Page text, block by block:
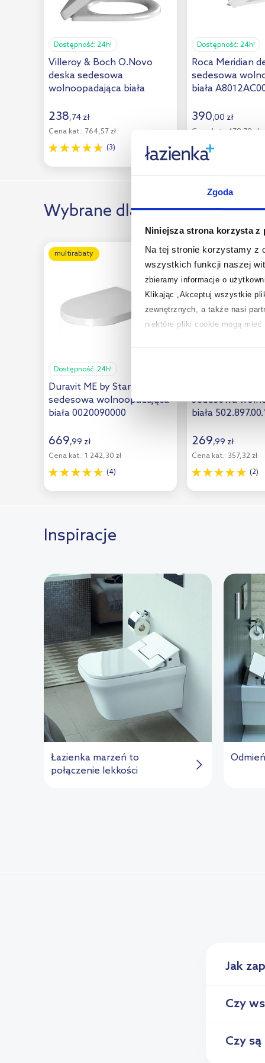
Zgoda
Niniejsza strona korzysta z
Na tej stronie korzystamy z
wszystkich funkcji naszej
zbieramy informacje o
Klikając „Akceptuj wszystkie
zewnętrznych, a także nasi
niektóre pliki cookie mogą mieć
na temat plików cookie i tego,
Kerasan (20)
Kludi
Koło
Laufen
(2)
Omnires
(14)
Ravak (12)
(3)
(11)
(10)
Uptrend
Vilarte by Dura
Wenko
Dostępność: 24h!
Villeroy & Boch O.Novo
deska sedesowa
wolnoopadająca biała
238,74 zł
Cena kat.: 764,57 zł
(3)
Dostępność: 24h!
Roca Meridian
sedesowa
biała
390,00 zł
Cena kat.:
479,70 zł
Wybrane dla Ciebie
multirabaty
Dostępność: 24h!
Duravit ME by Starck deska
sedesowa wolnoopadająca
biała 0020090000
669,99 zł
Cena kat.: 1 242,30 zł
(4)
multirabaty
sedesowa
biała
269,99 zł
Cena kat.: 357,32 zł
(2)
Inspiracje
Łazienka marzeń to
połączenie lekkości
Jak
Czy
Czy